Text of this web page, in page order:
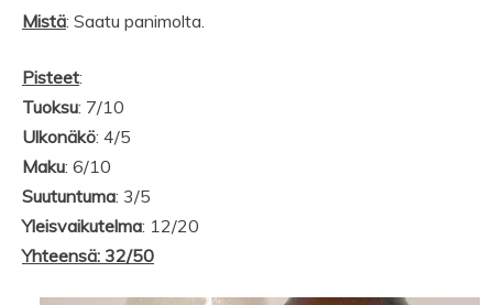
Mistä: Saatu panimolta.
Pisteet:
Tuoksu: 7/10
Ulkonäkö: 4/5
Maku: 6/10
Suutuntuma: 3/5
Yleisvaikutelma: 12/20
Yhteensä: 32/50